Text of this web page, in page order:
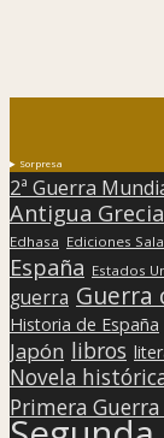
Sorpresa
2ª Guerra
Antigua Grecia
Edhasa Ediciones
España Estados
guerra Guerra
Historia de España
Japón libros
Novela
Primera